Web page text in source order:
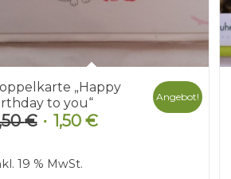
„Happy
to you“
€ Ursprünglicher
war:
1,50 €Aktueller
Angebot!
19 % MwSt.